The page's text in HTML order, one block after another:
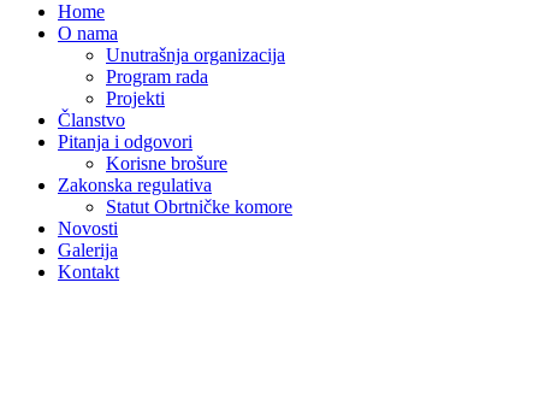
Home
O nama
Unutrašnja organizacija
Program rada
Projekti
Članstvo
Pitanja i odgovori
Korisne brošure
Zakonska regulativa
Statut Obrtničke komore
Novosti
Galerija
Kontakt